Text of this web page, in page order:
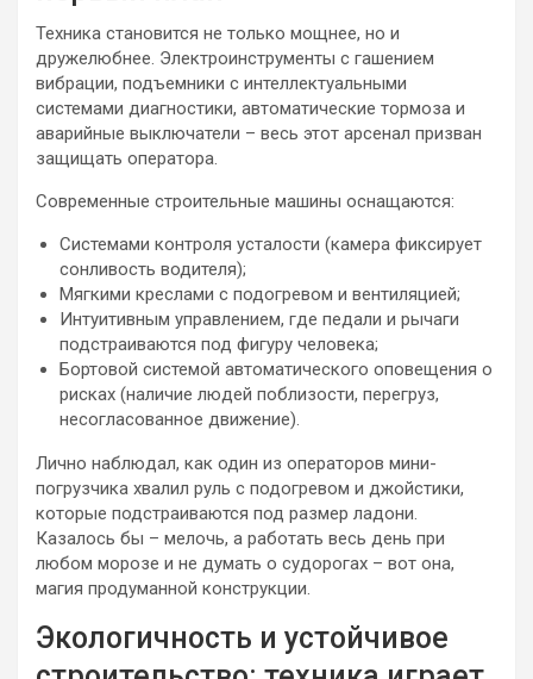
Техника становится не только мощнее, но и
дружелюбнее. Электроинструменты с гашением
вибрации, подъемники с интеллектуальными
системами диагностики, автоматические тормоза и
аварийные выключатели – весь этот арсенал призван
защищать оператора.
Современные строительные машины оснащаются:
Системами контроля усталости (камера фиксирует
сонливость водителя);
Мягкими креслами с подогревом и вентиляцией;
Интуитивным управлением, где педали и рычаги
подстраиваются под фигуру человека;
Бортовой системой автоматического оповещения о
рисках (наличие людей поблизости, перегруз,
несогласованное движение).
Лично наблюдал, как один из операторов мини-
погрузчика хвалил руль с подогревом и джойстики,
которые подстраиваются под размер ладони.
Казалось бы – мелочь, а работать весь день при
любом морозе и не думать о судорогах – вот она,
магия продуманной конструкции.
Экологичность и устойчивое